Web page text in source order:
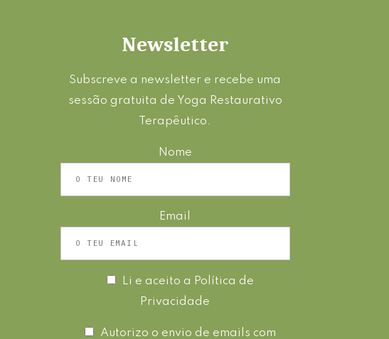
Newsletter
Subscreve a newsletter e recebe uma
sessão gratuita de Yoga Restaurativo
Terapêutico.
Nome
Email
Li e aceito a Política de
Privacidade
Autorizo o envio de emails com